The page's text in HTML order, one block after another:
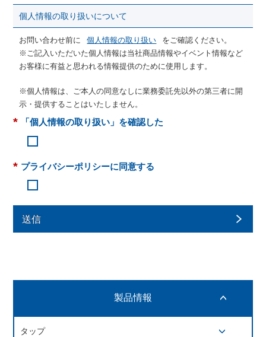
個人情報の取り扱いについて
お問い合わせ前に 個人情報の取り扱い
をご確認ください。
※ご記入いただいた個人情報は当社商品情報やイベント情報など
お客様に有益と思われる情報提供のために使用します。
※個人情報は、ご本人の同意なしに業務委託先以外の第三者に開
示・提供することはいたしません。
* 「個人情報の取り扱い」を確認した
* プライバシーポリシーに同意する
送信
製品情報
タップ